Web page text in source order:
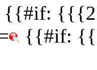
{{#if:
{{#if: